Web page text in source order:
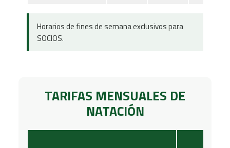
Horarios de fines de semana exclusivos para
SOCIOS.
TARIFAS MENSUALES DE
NATACIÓN